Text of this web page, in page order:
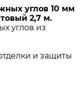
углов 10 мм
2,7 м.
углов из
и защиты